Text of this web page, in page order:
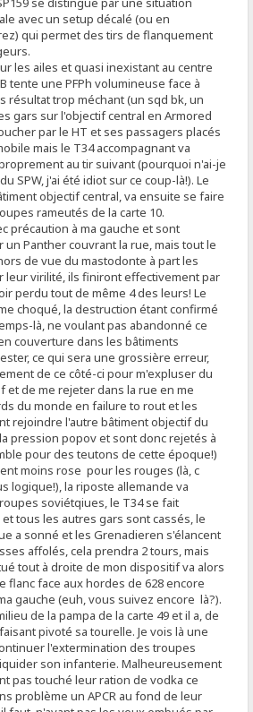
avec un setup décalé (ou en
qui permet des tirs de flanquement
les ailes et quasi inexistant au centre
tente une PFPh volumineuse face à
résultat trop méchant (un sqd bk, un
gars sur l'objectif central en Armored
par le HT et ses passagers placés
mais le T34 accompagnant va
au tir suivant (pourquoi n'ai-je
SPW, j'ai été idiot sur ce coup-là!). Le
objectif central, va ensuite se faire
rameutés de la carte 10.
précaution à ma gauche et sont
un Panther couvrant la rue, mais tout le
de vue du mastodonte à part les
leur virilité, ils finiront effectivement par
perdu tout de même 4 des leurs! Le
choqué, la destruction étant confirmé
là, ne voulant pas abandonné ce
couverture dans les bâtiments
ce qui sera une grossière erreur,
de ce côté-ci pour m'expluser du
de me rejeter dans la rue en me
du monde en failure to rout et les
rejoindre l'autre bâtiment objectif du
pression popov et sont donc rejetés à
pour des teutons de cette époque!)
moins rose pour les rouges (là, c
logique!), la riposte allemande va
soviétqiues, le T34 se fait
tous les autres gars sont cassés, le
a sonné et les Grenadieren s'élancent
affolés, cela prendra 2 tours, mais
tout à droite de mon dispositif va alors
flanc face aux hordes de 628 encore
gauche (euh, vous suivez encore là?).
de la pampa de la carte 49 et il a, de
pivoté sa tourelle. Je vois là une
l'extermination des troupes
son infanterie. Malheureusement
pas touché leur ration de vodka ce
problème un APCR au fond de leur